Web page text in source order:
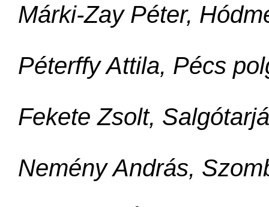
Márki-Zay Péter,
Péterffy Attila, Pécs
Fekete Zsolt,
Nemény András,